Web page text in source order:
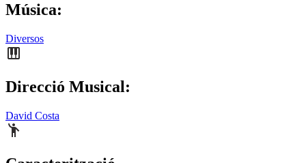
Música:
Diversos
Direcció Musical:
David Costa